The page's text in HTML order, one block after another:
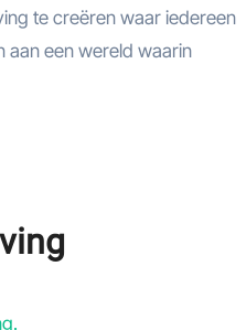
te creëren waar iedereen
aan een wereld waarin